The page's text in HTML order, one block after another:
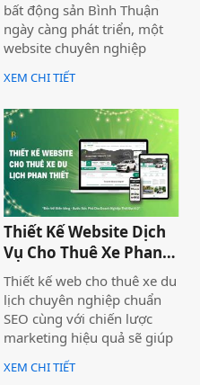
bất động sản Bình Thuận
ngày càng phát triển, một
website chuyên nghiệp
không chỉ giúp doanh
nghiệp nâng cao thương
hàng tiềm năng. Thiết Kế
Website Biển Vàng mang
đến giải pháp tối ưu cho
Bình Thuận Land, giúp
doanh nghiệp tiếp cận
khách hàng nhanh chóng,
chuyên nghiệp và hiệu quả.
XEM CHI TIẾT
Thiết Kế Website Dịch
Vụ Cho Thuê Xe Phan
Thiết
Thiết kế web cho thuê xe du
lịch chuyên nghiệp chuẩn
SEO cùng với chiến lược
marketing hiệu quả sẽ giúp
doanh nghiệp của bạn gia
tăng doanh số bán hàng
XEM CHI TIẾT